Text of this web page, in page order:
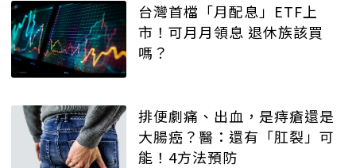
台灣首檔「月配息」ETF上
市！可月月領息 退休族該買
嗎？
排便劇痛、出血，是痔瘡還是
大腸癌？醫：還有「肛裂」可
能！4方法預防